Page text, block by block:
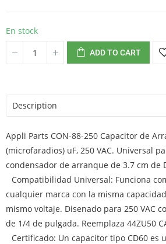
En stock
ADD TO CART
Description
Appli Parts CON-88-250 Capacitor de
(microfaradios) uF, 250 VAC. Universal
condensador de arranque de 3.7 cm de
Compatibilidad Universal: Funciona
cualquier marca con la misma
mismo voltaje. Disenado para 250 VAC
de 1/4 de pulgada. Reemplaza 44ZU50
Certificado: Un capacitor tipo CD60 es